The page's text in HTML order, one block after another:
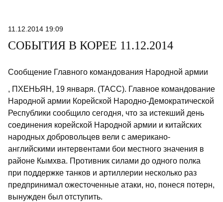
11.12.2014 19:09
СОБЫТИЯ В КОРЕЕ 11.12.2014
Сообщение Главного командования Народной армии
, ПХЕНЬЯН, 19 января. (ТАСС). Главное командование
Народной армии Корейской Народно-Демократической
Республики сообщило сегодня, что за истекший день
соединения корейской Народной армии и китайских
народных добровольцев вели с американо-
английскими интервентами бои местного значения в
районе Кымхва. Противник силами до одного полка
при поддержке танков и артиллерии несколько раз
предпринимал ожесточенные атаки, но, понеся потерн,
вынужден был отступить.